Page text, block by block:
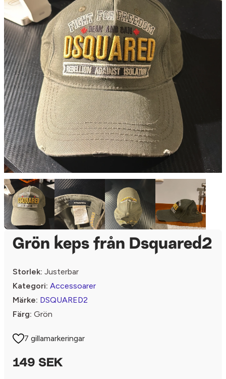
Grön keps från Dsquared2
Storlek: Justerbar
Kategori: Accessoarer
Märke: DSQUARED2
Färg: Grön
7 gillamarkeringar
149 SEK